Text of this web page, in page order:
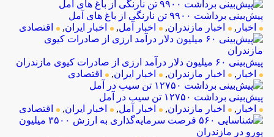
پیش‌بینی برداشت ۹۹۰۰ تن نارنگی از باغ های آمل
اخبار , اخبار مازندران, اخبار آمل, اخبار ایران, اقتصادی
پیش‌بینی ۶۰ میلیون دلار درآمد ارزی از صادرات کیوی مازندران
اخبار , اخبار مازندران, اخبار ایران, اقتصادی
پیش‌بینی برداشت ۱۲۷۵۰ تن سیب در آمل
اخبار , اخبار مازندران, اخبار آمل, اخبار ایران, اقتصادی